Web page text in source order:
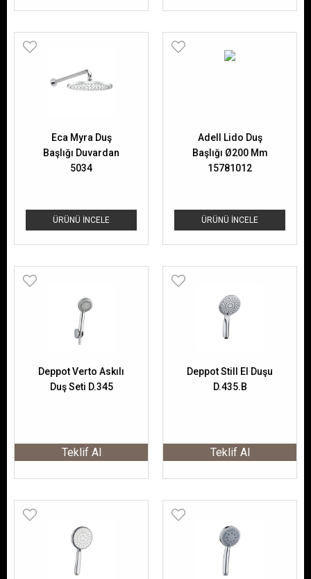
ÜRÜNÜ İNCELE
Eca Myra Duş
Başlığı Duvardan
5034
ÜRÜNÜ İNCELE
Adell Lido Duş
Başlığı Ø200 Mm
15781012
Deppot Verto Askılı
Duş Seti D.345
Teklif Al
Deppot Still El Duşu
D.435.B
Teklif Al